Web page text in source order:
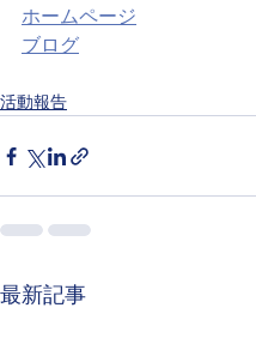
ホームページ
ブログ
活動報告
最新記事